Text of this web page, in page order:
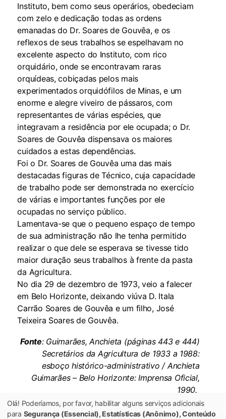
Instituto, bem como seus operários, obedeciam
com zelo e dedicação todas as ordens
emanadas do Dr. Soares de Gouvêa, e os
reflexos de seus trabalhos se espelhavam no
excelente aspecto do Instituto, com rico
orquidário, onde se encontravam raras
orquídeas, cobiçadas pelos mais
experimentados orquidófilos de Minas, e um
enorme e alegre viveiro de pássaros, com
representantes de várias espécies, que
integravam a residência por ele ocupada; o Dr.
Soares de Gouvêa dispensava os maiores
cuidados a estas dependências.
Foi o Dr. Soares de Gouvêa uma das mais
destacadas figuras de Técnico, cuja capacidade
de trabalho pode ser demonstrada no exercício
de várias e importantes funções por ele
ocupadas no serviço público.
Lamentava-se que o pequeno espaço de tempo
de sua administração não lhe tenha permitido
realizar o que dele se esperava se tivesse tido
maior duração seus trabalhos à frente da pasta
da Agricultura.
No dia 29 de dezembro de 1973, veio a falecer
em Belo Horizonte, deixando viúva D. Itala
Carrão Soares de Gouvêa e um filho, José
Teixeira Soares de Gouvêa.
Fonte: Guimarães, Anchieta (páginas 443 e 444)
Secretários da Agricultura de 1933 a 1988:
esboço histórico-administrativo / Anchieta
Guimarães – Belo Horizonte: Imprensa Oficial,
1990.
4 v. 1.Minas Gerais – História-Administrativa. 2.
Secretaria da Agricultura-Histórico. I. Título
Olá! Poderíamos, por favor, habilitar alguns serviços adicionais
para Segurança (Essencial), Estatísticas (Anônimo), Conteúdo